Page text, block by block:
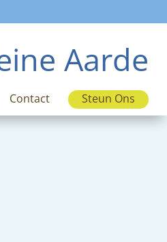
Aarde
Contact Steun Ons